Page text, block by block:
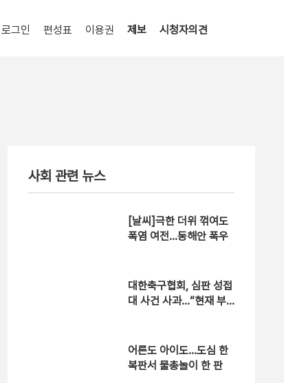
로그인 편성표 이용권 제보 시청자의견
사회 관련 뉴스
[날씨]극한 더위 꺾여도
폭염 여전…동해안 폭우
대한축구협회, 심판 성접
대 사건 사과…“현재 부
어른도 아이도…도심 한
복판서 물총놀이 한 판